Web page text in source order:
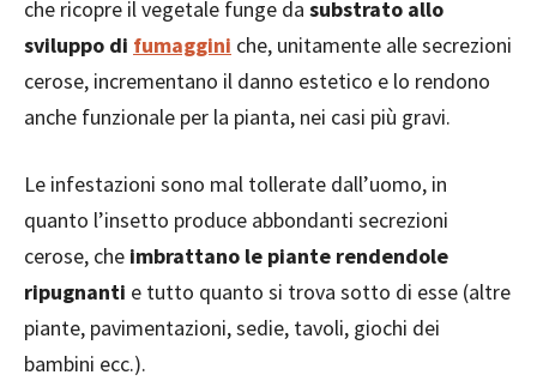
che ricopre il vegetale funge da substrato allo
sviluppo di fumaggini che, unitamente alle secrezioni
cerose, incrementano il danno estetico e lo rendono
anche funzionale per la pianta, nei casi più gravi.
Le infestazioni sono mal tollerate dall’uomo, in
quanto l’insetto produce abbondanti secrezioni
cerose, che imbrattano le piante rendendole
ripugnanti e tutto quanto si trova sotto di esse (altre
piante, pavimentazioni, sedie, tavoli, giochi dei
bambini ecc.).